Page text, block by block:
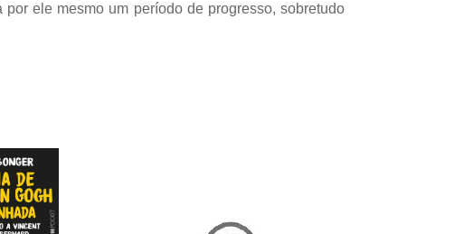
ele mesmo um período de progresso, sobretudo